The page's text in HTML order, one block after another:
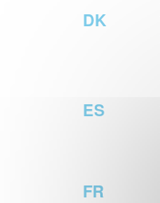
DK
ES
FR